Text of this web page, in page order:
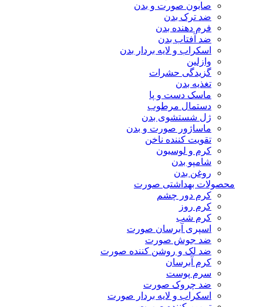
صابون صورت و بدن
ضد ترک بدن
فرم دهنده بدن
ضد آفتاب بدن
اسکراب و لایه بردار بدن
وازلین
گزیدگی حشرات
تغذیه بدن
ماسک دست و پا
دستمال مرطوب
ژل شستشوی بدن
ماساژور صورت و بدن
تقویت کننده ناخن
کرم و لوسیون
شامپو بدن
روغن بدن
محصولات بهداشتی صورت
کرم دور چشم
کرم روز
کرم شب
اسپری آبرسان صورت
ضد جوش صورت
ضد لک و روشن کننده صورت
کرم آبرسان
سرم پوست
ضد چروک صورت
اسکراب و لایه بردار صورت